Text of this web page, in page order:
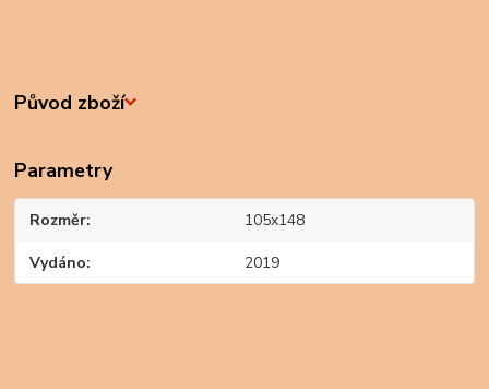
Původ zboží
Parametry
Rozměr 105x148
Vydáno 2019